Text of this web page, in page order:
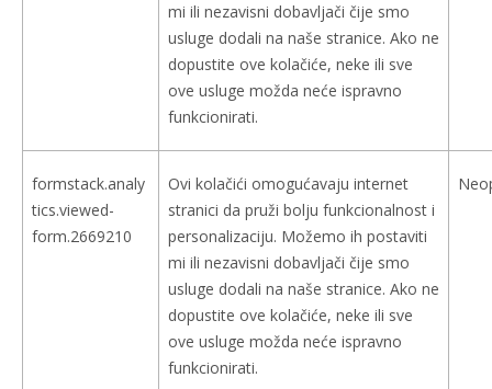
mi ili nezavisni dobavljači čije smo
usluge dodali na naše stranice. Ako ne
dopustite ove kolačiće, neke ili sve
ove usluge možda neće ispravno
funkcionirati.
formstack.analy
tics.viewed-
form.2669210
Ovi kolačići omogućavaju internet
stranici da pruži bolju funkcionalnost i
personalizaciju. Možemo ih postaviti
mi ili nezavisni dobavljači čije smo
usluge dodali na naše stranice. Ako ne
dopustite ove kolačiće, neke ili sve
ove usluge možda neće ispravno
funkcionirati.